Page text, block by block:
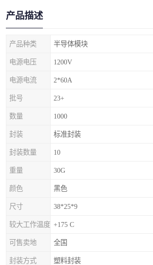
产品描述
产品种类 半导体模块
电源电压 1200V
电源电流 2*60A
批号 23+
数量 1000
封装 标准封装
封装数量 10
重量 30G
颜色 黑色
尺寸 38*25*9
较大工作温度 +175 C
可售卖地 全国
封装方式 塑料封装